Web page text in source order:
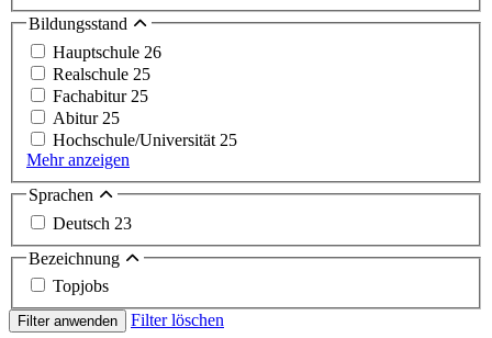
Bildungsstand
Hauptschule 26
Realschule 25
Fachabitur 25
Abitur 25
Hochschule/Universität 25
Mehr anzeigen
Sprachen
Deutsch 23
Bezeichnung
Topjobs
Filter anwenden Filter löschen